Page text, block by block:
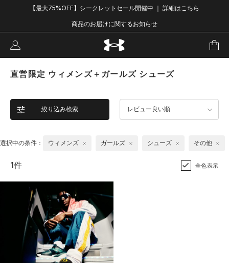
【最大75%OFF】シークレットセール開催中 ｜ 詳細はこちら
商品のお届けに関するお知らせ
直営限定 ウィメンズ＋ガールズ シューズ
絞り込み検索 レビュー良い順
選択中の条件： ウィメンズ ガールズ シューズ その他
1件 全色表示